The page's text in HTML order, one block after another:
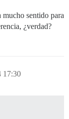
mucho sentido para
¿verdad?
17:30